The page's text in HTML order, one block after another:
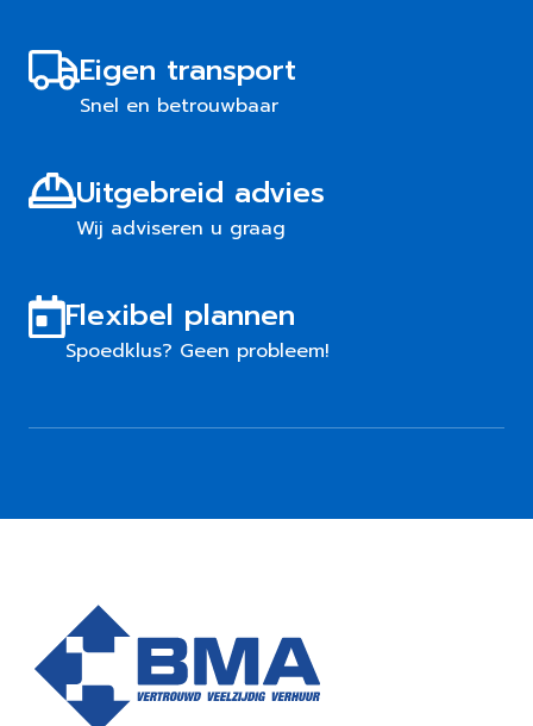
Eigen transport
Snel en betrouwbaar
Uitgebreid advies
Wij adviseren u graag
Flexibel plannen
Spoedklus? Geen probleem!